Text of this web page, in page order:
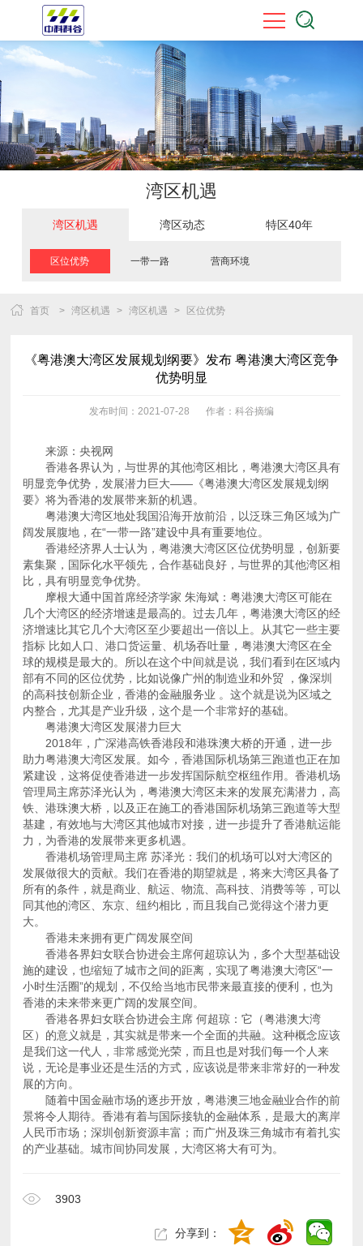
湾区机遇
湾区机遇 湾区动态 特区40年
区位优势 一带一路 营商环境
首页 > 湾区机遇 > 湾区机遇 > 区位优势
优势明显
发布时间：2021-07-28 作者：科谷摘编
来源：央视网
要》将为香港的发展带来新的机遇。
阔发展腹地，在“一带一路”建设中具有重要地位。
比，具有明显竞争优势。
内整合，尤其是产业升级，这个是一个非常好的基础。
粤港澳大湾区发展潜力巨大
力，为香港的发展带来更多机遇。
大。
香港未来拥有更广阔发展空间
香港的未来带来更广阔的发展空间。
展的方向。
的产业基础。城市间协同发展，大湾区将大有可为。
3903
分享到：